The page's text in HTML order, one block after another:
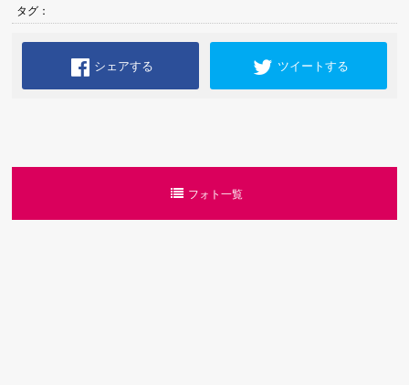
タグ：
シェアする ツイートする
フォト一覧